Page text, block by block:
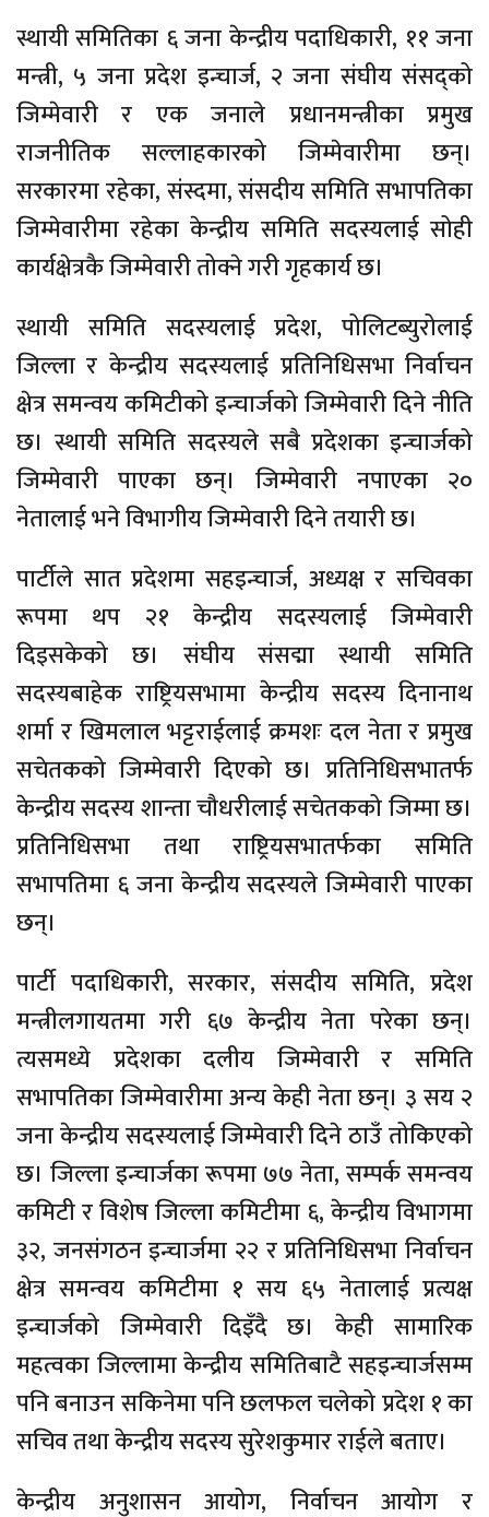
स्थायी समितिका ६ जना केन्द्रीय पदाधिकारी, ११ जना
मन्त्री, ५ जना प्रदेश इन्चार्ज, २ जना संघीय संसद्को
जिम्मेवारी र एक जनाले प्रधानमन्त्रीका प्रमुख
राजनीतिक सल्लाहकारको जिम्मेवारीमा छन्।
सरकारमा रहेका, संस्दमा, संसदीय समिति सभापतिका
जिम्मेवारीमा रहेका केन्द्रीय समिति सदस्यलाई सोही
कार्यक्षेत्रकै जिम्मेवारी तोक्ने गरी गृहकार्य छ।
स्थायी समिति सदस्यलाई प्रदेश, पोलिटब्युरोलाई
जिल्ला र केन्द्रीय सदस्यलाई प्रतिनिधिसभा निर्वाचन
क्षेत्र समन्वय कमिटीको इन्चार्जको जिम्मेवारी दिने नीति
छ। स्थायी समिति सदस्यले सबै प्रदेशका इन्चार्जको
जिम्मेवारी पाएका छन्। जिम्मेवारी नपाएका २०
नेतालाई भने विभागीय जिम्मेवारी दिने तयारी छ।
पार्टीले सात प्रदेशमा सहइन्चार्ज, अध्यक्ष र सचिवका
रूपमा थप २१ केन्द्रीय सदस्यलाई जिम्मेवारी
दिइसकेको छ। संघीय संसद्मा स्थायी समिति
सदस्यबाहेक राष्ट्रियसभामा केन्द्रीय सदस्य दिनानाथ
शर्मा र खिमलाल भट्टराईलाई क्रमशः दल नेता र प्रमुख
सचेतकको जिम्मेवारी दिएको छ। प्रतिनिधिसभातर्फ
केन्द्रीय सदस्य शान्ता चौधरीलाई सचेतकको जिम्मा छ।
प्रतिनिधिसभा तथा राष्ट्रियसभातर्फका समिति
सभापतिमा ६ जना केन्द्रीय सदस्यले जिम्मेवारी पाएका
छन्।
पार्टी पदाधिकारी, सरकार, संसदीय समिति, प्रदेश
मन्त्रीलगायतमा गरी ६७ केन्द्रीय नेता परेका छन्।
त्यसमध्ये प्रदेशका दलीय जिम्मेवारी र समिति
सभापतिका जिम्मेवारीमा अन्य केही नेता छन्। ३ सय २
जना केन्द्रीय सदस्यलाई जिम्मेवारी दिने ठाउँ तोकिएको
छ। जिल्ला इन्चार्जका रूपमा ७७ नेता, सम्पर्क समन्वय
कमिटी र विशेष जिल्ला कमिटीमा ६, केन्द्रीय विभागमा
३२, जनसंगठन इन्चार्जमा २२ र प्रतिनिधिसभा निर्वाचन
क्षेत्र समन्वय कमिटीमा १ सय ६५ नेतालाई प्रत्यक्ष
इन्चार्जको जिम्मेवारी दिइँदै छ। केही सामारिक
महत्वका जिल्लामा केन्द्रीय समितिबाटै सहइन्चार्जसम्म
पनि बनाउन सकिनेमा पनि छलफल चलेको प्रदेश १ का
सचिव तथा केन्द्रीय सदस्य सुरेशकुमार राईले बताए।
केन्द्रीय अनुशासन आयोग, निर्वाचन आयोग र